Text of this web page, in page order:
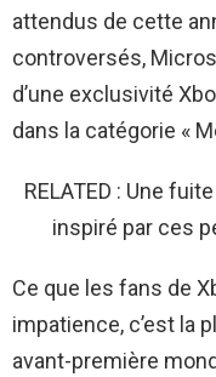
attendus de cette
controversés,
d’une exclusivité
dans la catégorie «
RELATED : Une
inspiré par ces
Ce que les fans de
impatience, c’est la
avant-première